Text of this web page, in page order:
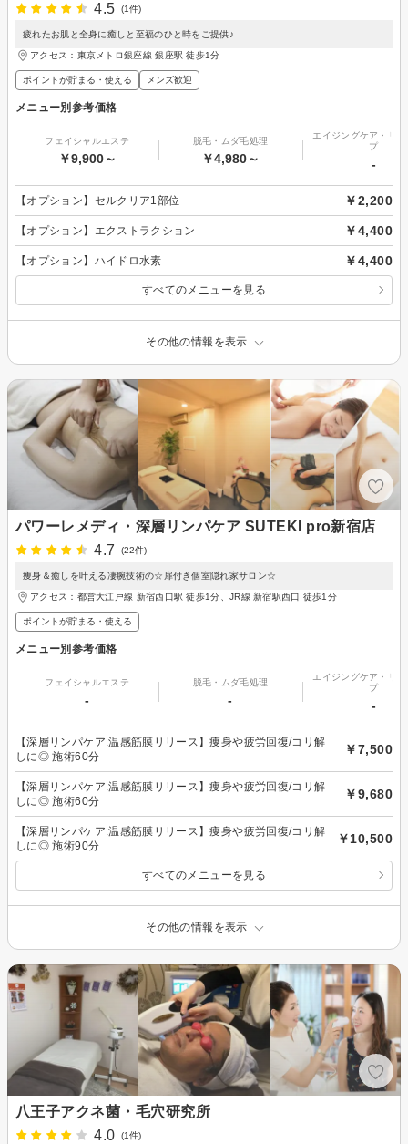
4.5
(1件)
疲れたお肌と全身に癒しと至福のひと時をご提供♪
アクセス：東京メトロ銀座線 銀座駅 徒歩1分
ポイントが貯まる・使える メンズ歓迎
メニュー別参考価格
フェイシャルエステ
￥9,900～
脱毛・ムダ毛処理
￥4,980～
エイジングケア・リ
プ
-
【オプション】セルクリア1部位 ￥2,200
【オプション】エクストラクション ￥4,400
【オプション】ハイドロ水素 ￥4,400
すべてのメニューを見る
その他の情報を表示
パワーレメディ・深層リンパケア SUTEKI pro新宿店
4.7
(22件)
痩身＆癒しを叶える凄腕技術の☆扉付き個室隠れ家サロン☆
アクセス：都営大江戸線 新宿西口駅 徒歩1分、JR線 新宿駅西口 徒歩1分
ポイントが貯まる・使える
メニュー別参考価格
フェイシャルエステ
-
脱毛・ムダ毛処理
-
エイジングケア・リ
プ
-
【深層リンパケア.温感筋膜リリース】痩身や疲労回復/コリ解
しに◎ 施術60分
￥7,500
【深層リンパケア.温感筋膜リリース】痩身や疲労回復/コリ解
しに◎ 施術60分
￥9,680
【深層リンパケア.温感筋膜リリース】痩身や疲労回復/コリ解
しに◎ 施術90分
￥10,500
すべてのメニューを見る
その他の情報を表示
八王子アクネ菌・毛穴研究所
4.0
(1件)